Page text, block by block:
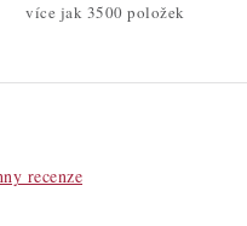
více jak 3500 položek
recenze